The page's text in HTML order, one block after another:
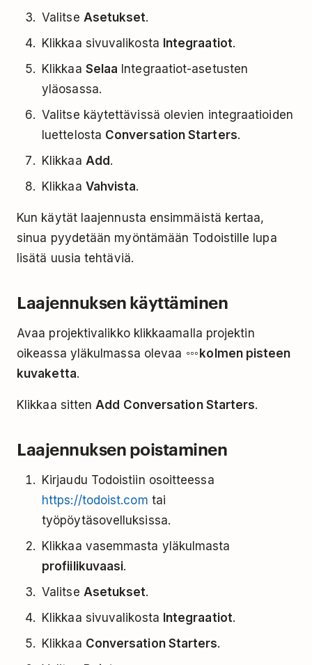
Valitse Asetukset.
Klikkaa sivuvalikosta Integraatiot.
Klikkaa Selaa Integraatiot-asetusten
yläosassa.
Valitse käytettävissä olevien integraatioiden
luettelosta Conversation Starters.
Klikkaa Add .
Klikkaa Vahvista.
Kun käytät laajennusta ensimmäistä kertaa,
sinua pyydetään myöntämään Todoistille lupa
lisätä uusia tehtäviä.
Laajennuksen käyttäminen
Avaa projektivalikko klikkaamalla projektin
oikeassa yläkulmassa olevaa
kolmen pisteen
kuvaketta.
Klikkaa sittenAdd Conversation Starters.
Laajennuksen poistaminen
Kirjaudu Todoistiin osoitteessa
https://todoist.com tai
työpöytäsovelluksissa.
Klikkaa vasemmasta yläkulmasta
profiilikuvaasi.
Valitse Asetukset.
Klikkaa sivuvalikosta Integraatiot.
Klikkaa Conversation Starters.